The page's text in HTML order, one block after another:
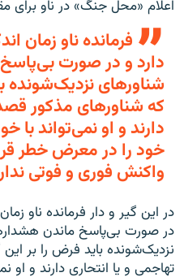
اعلام «محل جنگ» در ناو برای
فرمانده ناو زمان
دارد و در صورت
شناور‌های نزدیک‌شونده
که شناور‌های مذکور
دارند و او نمی‌تواند با
خود را در معرض خطر
واکنش فوری و فوتی
در این گیر و دار فرمانده ناو
در صورت بی‌پاسخ ماندن
نزدیک‌شونده باید فرض را بر
تهاجمی و یا انتحاری دارند و او